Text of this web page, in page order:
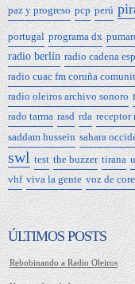
paz y progreso pcp perú
portugal programa dx
radio berlín radio cadena
radio cuac fm coruña
radio oleiros archivo sonoro
rado tarma rasd rda receptor
saddam hussein sahara
swl test the buzzer tirana
vhf viva la gente voz de
ÚLTIMOS POSTS
Rebobinando a Radio Oleiros